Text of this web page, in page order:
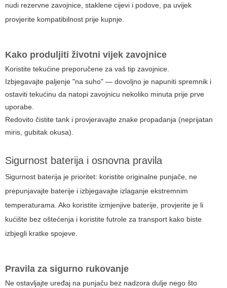
nudi rezervne zavojnice, staklene cijevi i podove, pa uvijek
provjerite kompatibilnost prije kupnje.
Kako produljiti životni vijek zavojnice
Koristite tekućine preporučene za vaš tip zavojnice.
Izbjegavajte paljenje "na suho" — dovoljno je napuniti spremnik i
ostaviti tekućinu da natopi zavojnicu nekoliko minuta prije prve
uporabe.
Redovito čistite tank i provjeravajte znake propadanja (neprijatan
miris, gubitak okusa).
Sigurnost baterija i osnovna pravila
Sigurnost baterija je prioritet: koristite originalne punjače, ne
prepunjavajte baterije i izbjegavajte izlaganje ekstremnim
temperaturama. Ako koristite izmjenjive baterije, provjerite je li
kućište bez oštećenja i koristite futrole za transport kako biste
izbjegli kratke spojeve.
Pravila za sigurno rukovanje
Ne ostavljajte uređaj na punjaču bez nadzora dulje nego što